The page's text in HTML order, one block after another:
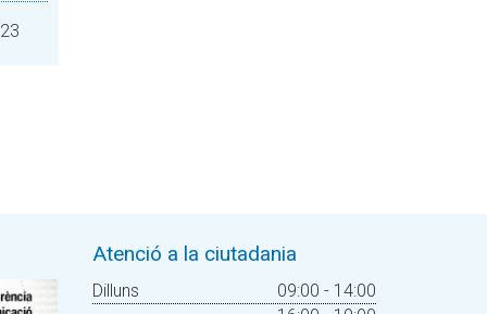
Atenció a la ciutadania
Dilluns
09:00 - 14:00